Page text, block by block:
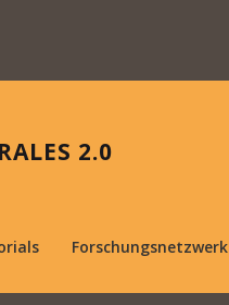
2.0
Forschungsnetzwerk